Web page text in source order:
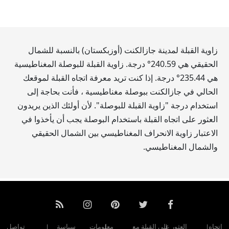
زاوية القبلة لمدينة جازالكنت (أوزبكستان) بالنسبة للشمال
الحقيقي هي240.59° درجة. زاوية القبلة للبوصلة المغناطيسية
هي235.44° درجة. إذا كنت تريد معرفة اتجاه القبلة لموقعك
الحالي في جازالكنت ببوصلة مغناطيسية ، فأنت بحاجة إلى
استخدام درجة "زاوية القبلة للبوصلة". لأن أولئك الذين يريدون
العثور على اتجاه القبلة باستخدام البوصلة يجب أن يأخذوا في
الاعتبار زاوية الانحراف المغناطيسي بين الشمال الحقيقي
والشمال المغناطيسي.
اتجاه العثور على القبلة مع معلومات سياسة تواصل